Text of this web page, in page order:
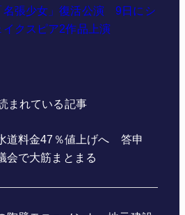
名張少女」復活公演 9日にシ
イクスピア2作品上演
まれている記事